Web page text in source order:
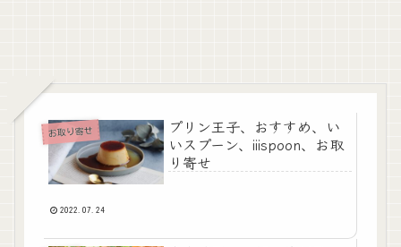
お取り寄せ
プリン王子、おすすめ、い
いスプーン、iiispoon、お取
り寄せ
2022.07.24